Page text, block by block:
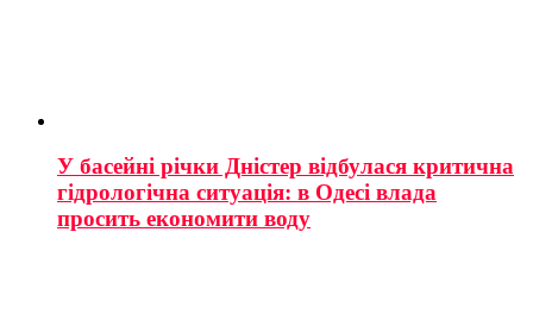
У басейні річки Дністер відбулася критична
гідрологічна ситуація: в Одесі влада
просить економити воду